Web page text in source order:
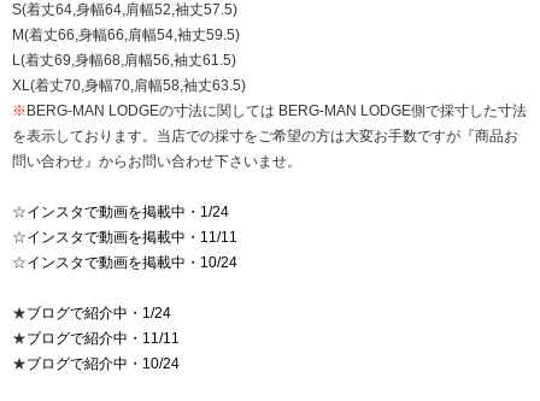
S(着丈64,身幅64,肩幅52,袖丈57.5)
M(着丈66,身幅66,肩幅54,袖丈59.5)
L(着丈69,身幅68,肩幅56,袖丈61.5)
XL(着丈70,身幅70,肩幅58,袖丈63.5)
※ BERG-MAN LODGEの寸法に関しては BERG-MAN LODGE側で採寸した寸法
を表示しております。当店での採寸をご希望の方は大変お手数ですが『商品お
問い合わせ』からお問い合わせ下さいませ。
☆インスタで動画を掲載中・1/24
☆インスタで動画を掲載中・11/11
☆インスタで動画を掲載中・10/24
★ブログで紹介中・1/24
★ブログで紹介中・11/11
★ブログで紹介中・10/24